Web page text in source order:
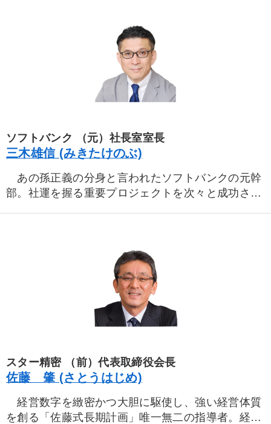
ソフトバンク （元）社長室室長
三木雄信 (みきたけのぶ)
あの孫正義の分身と言われたソフトバンクの元幹
部。社運を握る重要プロジェクトを次々と成功させ
スター精密 （前）代表取締役会長
佐藤 肇 (さとうはじめ)
経営数字を緻密かつ大胆に駆使し、強い経営体質
を創る「佐藤式長期計画」唯一無二の指導者。経営